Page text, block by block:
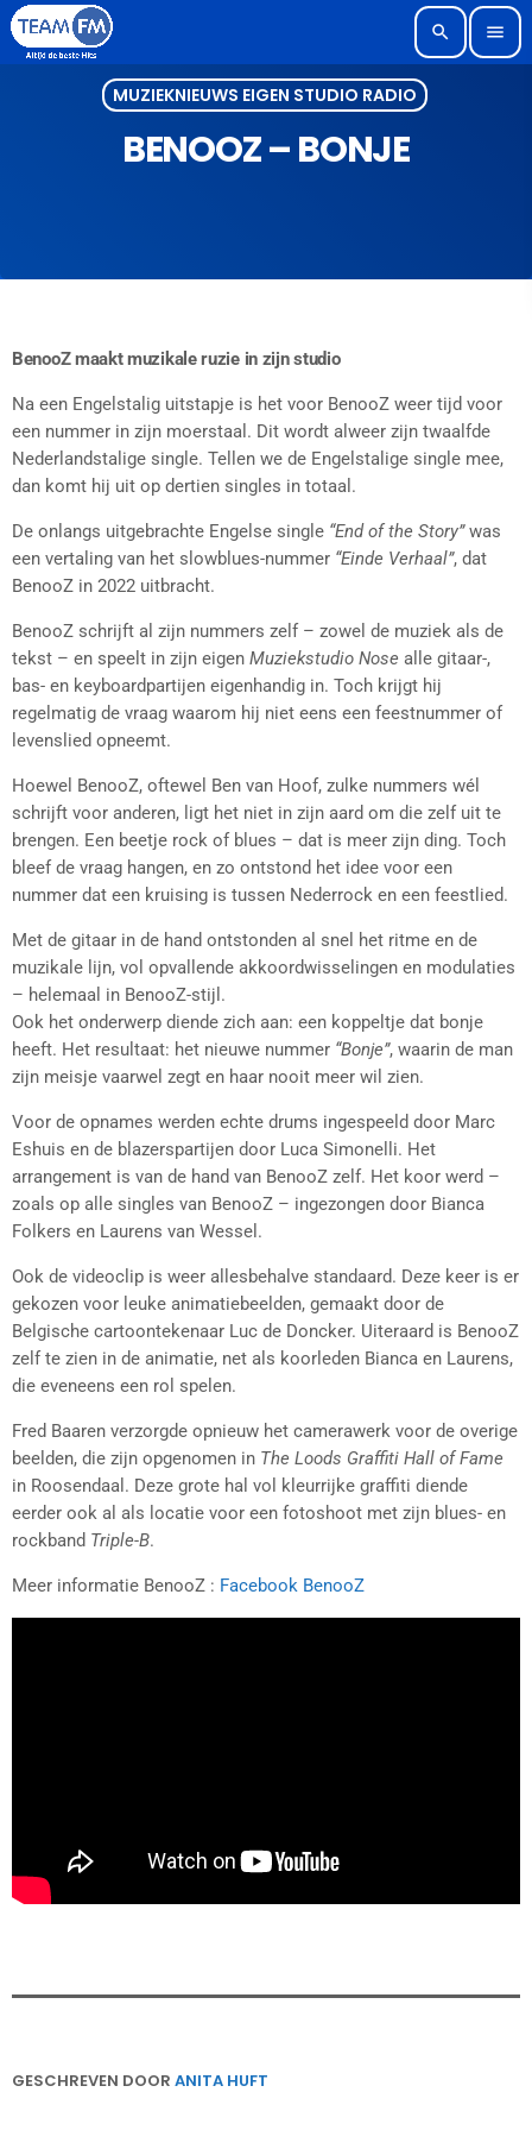
search menu
MUZIEKNIEUWS EIGEN STUDIO RADIO
BENOOZ – BONJE
BenooZ maakt muzikale ruzie in zijn studio
Na een Engelstalig uitstapje is het voor BenooZ weer tijd voor
een nummer in zijn moerstaal. Dit wordt alweer zijn twaalfde
Nederlandstalige single. Tellen we de Engelstalige single mee,
dan komt hij uit op dertien singles in totaal.
De onlangs uitgebrachte Engelse single “End of the Story”was
een vertaling van het slowblues-nummer “Einde Verhaal”, dat
BenooZ in 2022 uitbracht.
BenooZ schrijft al zijn nummers zelf – zowel de muziek als de
tekst – en speelt in zijn eigen Muziekstudio Nose alle gitaar-,
bas- en keyboardpartijen eigenhandig in. Toch krijgt hij
regelmatig de vraag waarom hij niet eens een feestnummer of
levenslied opneemt.
Hoewel BenooZ, oftewel Ben van Hoof, zulke nummers wél
schrijft voor anderen, ligt het niet in zijn aard om die zelf uit te
brengen. Een beetje rock of blues – dat is meer zijn ding. Toch
bleef de vraag hangen, en zo ontstond het idee voor een
nummer dat een kruising is tussen Nederrock en een feestlied.
Met de gitaar in de hand ontstonden al snel het ritme en de
muzikale lijn, vol opvallende akkoordwisselingen en modulaties
– helemaal in BenooZ-stijl.
Ook het onderwerp diende zich aan: een koppeltje dat bonje
heeft. Het resultaat: het nieuwe nummer “Bonje”, waarin de man
zijn meisje vaarwel zegt en haar nooit meer wil zien.
Voor de opnames werden echte drums ingespeeld door Marc
Eshuis en de blazerspartijen door Luca Simonelli. Het
arrangement is van de hand van BenooZ zelf. Het koor werd –
zoals op alle singles van BenooZ – ingezongen door Bianca
Folkers en Laurens van Wessel.
Ook de videoclip is weer allesbehalve standaard. Deze keer is er
gekozen voor leuke animatiebeelden, gemaakt door de
Belgische cartoontekenaar Luc de Doncker. Uiteraard is BenooZ
zelf te zien in de animatie, net als koorleden Bianca en Laurens,
die eveneens een rol spelen.
Fred Baaren verzorgde opnieuw het camerawerk voor de overige
beelden, die zijn opgenomen in The Loods Graffiti Hall of Fame
in Roosendaal. Deze grote hal vol kleurrijke graffiti diende
eerder ook al als locatie voor een fotoshoot met zijn blues- en
rockband Triple-B.
Meer informatie BenooZ : Facebook BenooZ
GESCHREVEN DOOR ANITA HUFT